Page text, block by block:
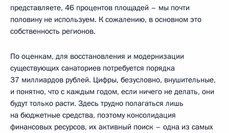
представляете, 46 процентов площадей – мы почти
половину не используем. К сожалению, в основном это
собственность регионов.
По оценкам, для восстановления и модернизации
существующих санаториев потребуется порядка
37 миллиардов рублей. Цифры, безусловно, внушительные,
и понятно, что с каждым годом, если ничего не делать, они
будут только расти. Здесь трудно полагаться лишь
на бюджетные средства, поэтому консолидация
финансовых ресурсов, их активный поиск – одна из самых